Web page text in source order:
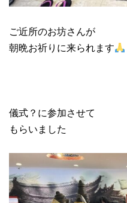
ご近所のお坊さんが
朝晩お祈りに来られます
儀式？に参加させて
もらいました